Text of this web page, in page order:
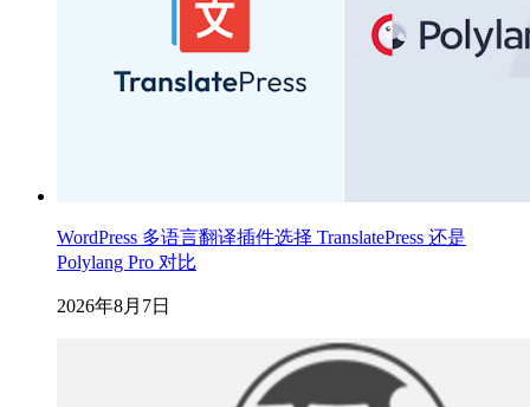
WordPress 多语言翻译插件选择 TranslatePress 还是
Polylang Pro 对比
2026年8月7日